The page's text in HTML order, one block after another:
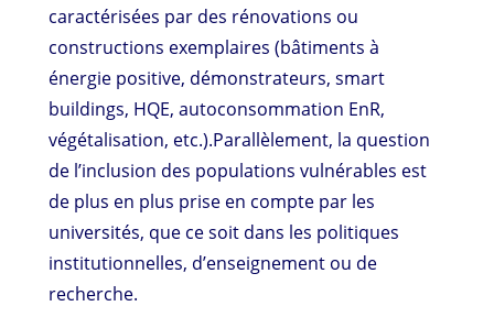
caractérisées par des rénovations ou
constructions exemplaires (bâtiments à
énergie positive, démonstrateurs, smart
buildings, HQE, autoconsommation EnR,
végétalisation, etc.).Parallèlement, la question
de l’inclusion des populations vulnérables est
de plus en plus prise en compte par les
universités, que ce soit dans les politiques
institutionnelles, d’enseignement ou de
recherche.